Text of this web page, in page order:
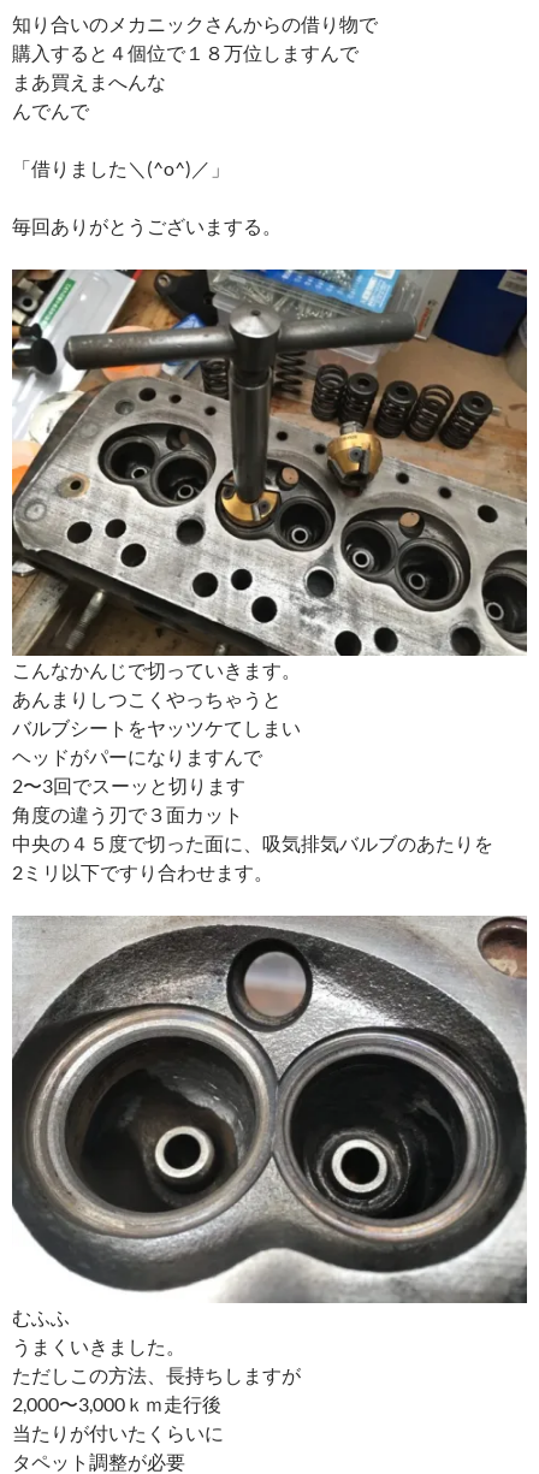
知り合いのメカニックさんからの借り物で
購入すると４個位で１８万位しますんで
まあ買えまへんな
んでんで
「借りました＼(^o^)／」
毎回ありがとうございまする。
こんなかんじで切っていきます。
あんまりしつこくやっちゃうと
バルブシートをヤッツケてしまい
ヘッドがパーになりますんで
2〜3回でスーッと切ります
角度の違う刃で３面カット
中央の４５度で切った面に、吸気排気バルブのあたりを
2ミリ以下ですり合わせます。
むふふ
うまくいきました。
ただしこの方法、長持ちしますが
2,000〜3,000ｋｍ走行後
当たりが付いたくらいに
タペット調整が必要